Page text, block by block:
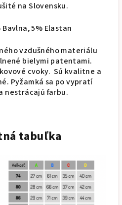
na Slovensku.
5% Elastan
vzdušného materiálu
bielymi patentami.
cvoky. Sú kvalitne a
Pyžamká sa po vypratí
nestrácajú farbu.
tabuľka